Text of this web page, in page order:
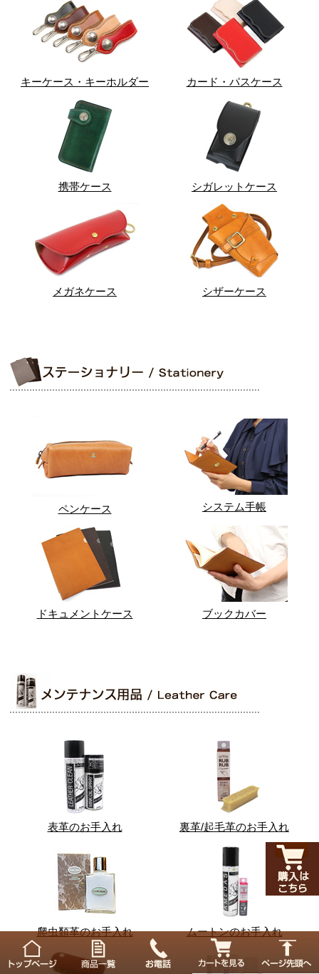
キーケース・キーホルダー カード・パスケース
携帯ケース シガレットケース
メガネケース シザーケース
ペンケース システム手帳
ドキュメントケース ブックカバー
表革のお手入れ 裏革/起毛革のお手入れ
爬虫類革のお手入れ ムートンのお手入れ